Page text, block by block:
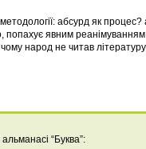
абсурд як процес?
попахує явним реанімуванням
народ не читав
“Буква”: